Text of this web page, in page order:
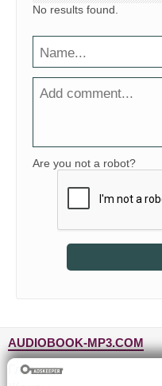
No results found.
Are you not a robot?
AUDIOBOOK-MP3.COM
Главная